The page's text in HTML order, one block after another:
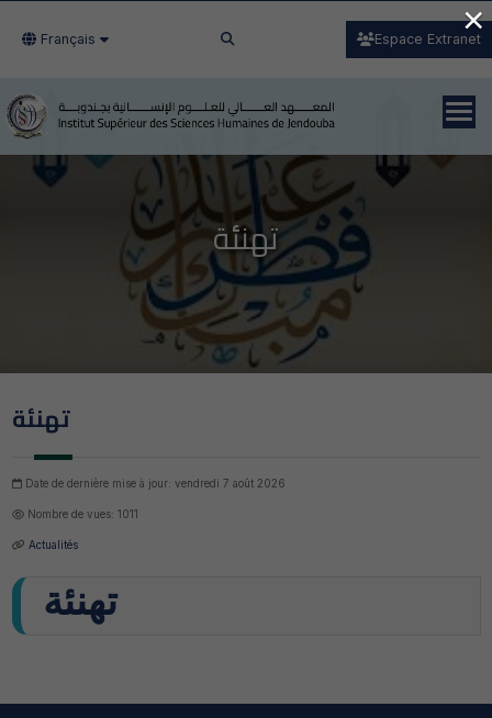
Français Espace Extranet
تهنئة
تهنئة
Date de dernière mise à jour: vendredi 7 août 2026
Nombre de vues: 1011
Actualités
تهنئة
×